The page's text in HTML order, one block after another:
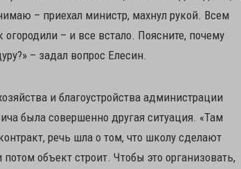
– приехал министр, махнул рукой. Всем
– и все встало. Поясните, почему
– задал вопрос Елесин.
и благоустройства администрации
была совершенно другая ситуация. «Там
речь шла о том, что школу сделают
объект строит. Чтобы это организовать,